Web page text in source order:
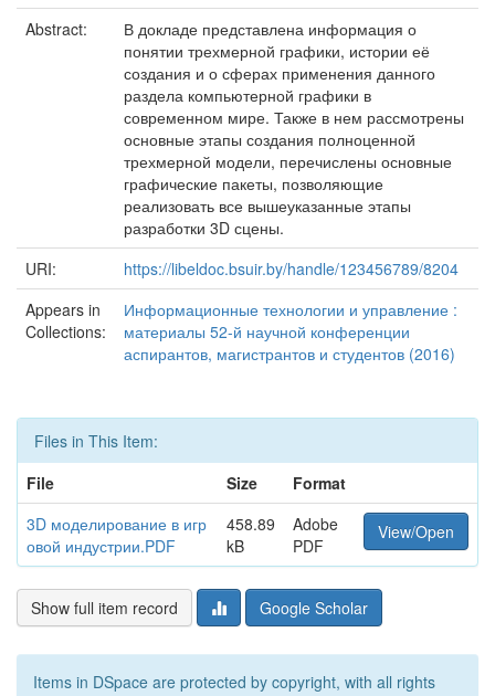
Abstract:
В докладе представлена информация о
понятии трехмерной графики, истории её
создания и о сферах применения данного
раздела компьютерной графики в
современном мире. Также в нем рассмотрены
основные этапы создания полноценной
трехмерной модели, перечислены основные
графические пакеты, позволяющие
реализовать все вышеуказанные этапы
разработки 3D сцены.
URI:
https://libeldoc.bsuir.by/handle/123456789/8204
Appears in
Collections:
Информационные технологии и управление :
материалы 52-й научной конференции
аспирантов, магистрантов и студентов (2016)
Files in This Item:
File
Size
Format
3D моделирование в игр
овой индустрии.PDF
458.89
kB
Adobe
PDF
View/Open
Show full item record Google Scholar
Items in DSpace are protected by copyright, with all rights